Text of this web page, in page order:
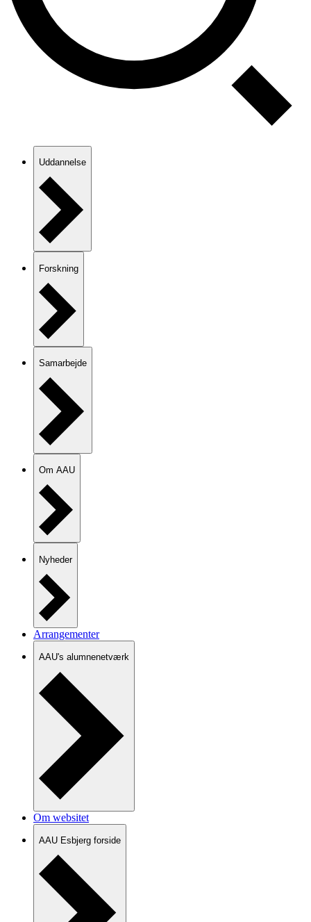
Uddannelse
Forskning
Samarbejde
Om AAU
Nyheder
Arrangementer
AAU's alumnenetværk
Om websitet
AAU Esbjerg forside